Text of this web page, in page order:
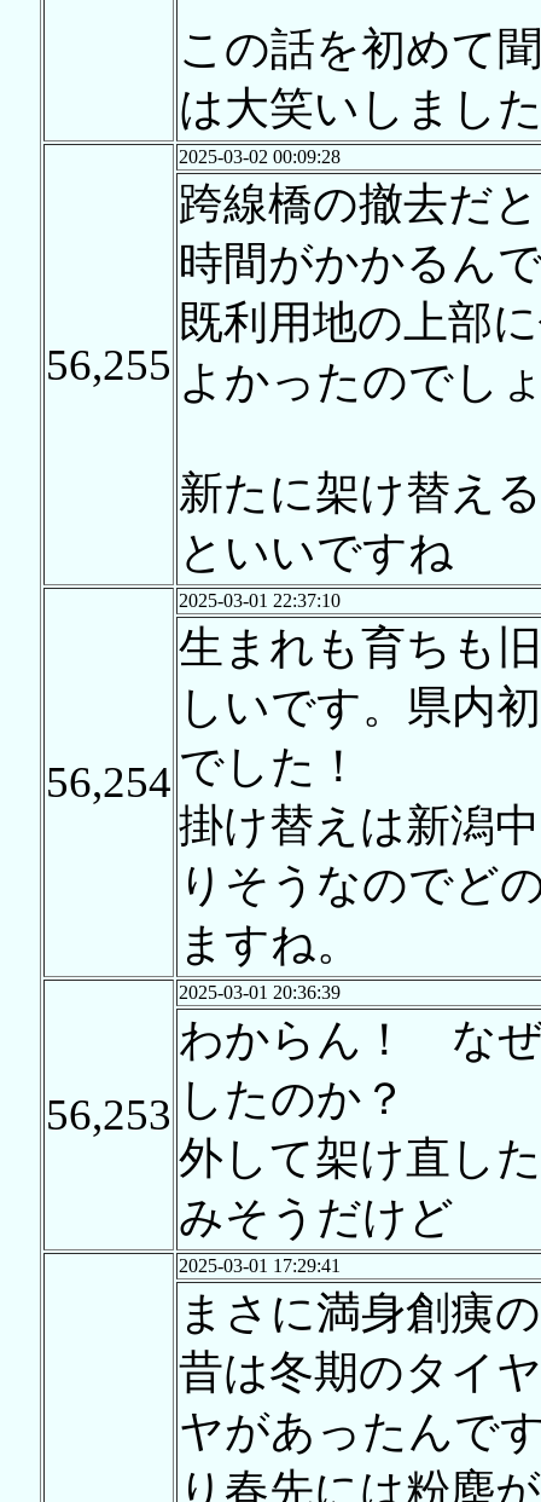
この話を初めて
は大笑いしまし
56,255
2025-03-02 00:09:28
跨線橋の撤去だ
時間がかかるん
既利用地の上部
よかったのでし
新たに架け替え
といいですね
56,254
2025-03-01 22:37:10
生まれも育ちも
しいです。県内
でした！
掛け替えは新潟
りそうなのでど
ますね。
56,253
2025-03-01 20:36:39
わからん！ なぜ
したのか？
外して架け直し
みそうだけど
2025-03-01 17:29:41
まさに満身創痍
昔は冬期のタイ
ヤがあったんで
り春先には粉塵